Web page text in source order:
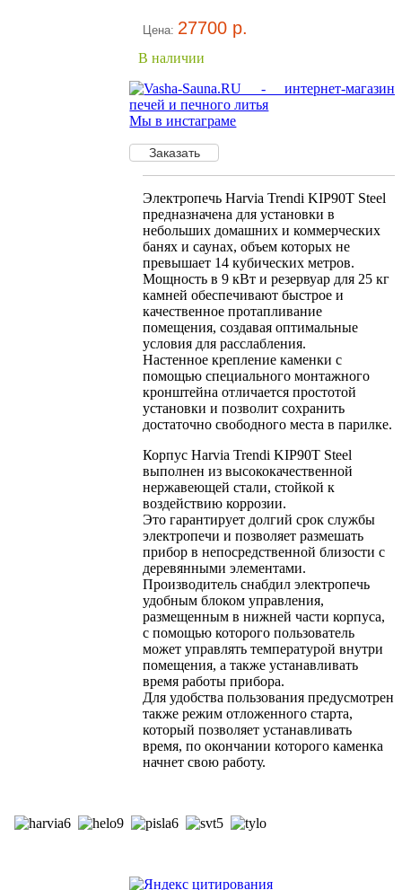
Цена: 27700 р.
В наличии
Мы в инстаграме
Электропечь Harvia Trendi KIP90T Steel
предназначена для установки в
небольших домашних и коммерческих
банях и саунах, объем которых не
превышает 14 кубических метров.
Мощность в 9 кВт и резервуар для 25 кг
камней обеспечивают быстрое и
качественное протапливание
помещения, создавая оптимальные
условия для расслабления.
Настенное крепление каменки с
помощью специального монтажного
кронштейна отличается простотой
установки и позволит сохранить
достаточно свободного места в парилке.
Корпус Harvia Trendi KIP90T Steel
выполнен из высококачественной
нержавеющей стали, стойкой к
воздействию коррозии.
Это гарантирует долгий срок службы
электропечи и позволяет размешать
прибор в непосредственной близости с
деревянными элементами.
Производитель снабдил электропечь
удобным блоком управления,
размещенным в нижней части корпуса,
с помощью которого пользователь
может управлять температурой внутри
помещения, а также устанавливать
время работы прибора.
Для удобства пользования предусмотрен
также режим отложенного старта,
который позволяет устанавливать
время, по окончании которого каменка
начнет свою работу.